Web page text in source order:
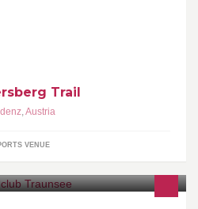
Trail
,Austria
VENUE